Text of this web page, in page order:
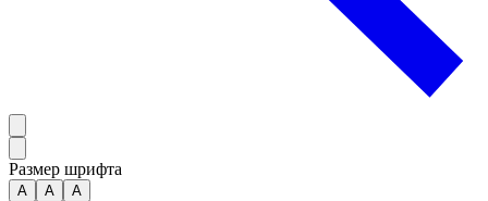
Размер шрифта
А A A